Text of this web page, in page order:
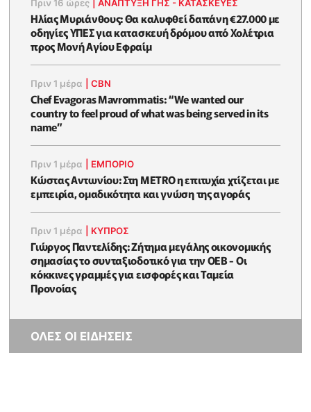
Πριν 16 ώρες |ΑΝΑΠΤΥΞΗ ΓΗΣ - ΚΑΤΑΣΚΕΥΕΣ
Ηλίας Μυριάνθους: Θα καλυφθεί δαπάνη €27.000 με
οδηγίες ΥΠΕΣ για κατασκευή δρόμου από Χολέτρια
προς Μονή Αγίου Εφραίμ
Πριν 1 μέρα |CBN
Chef Evagoras Mavrommatis: “We wanted our
country to feel proud of what was being served in its
name”
Πριν 1 μέρα ΕΜΠΟΡΙΟ
Κώστας Αντωνίου: Στη METRO η επιτυχία χτίζεται με
εμπειρία, ομαδικότητα και γνώση της αγοράς
Πριν 1 μέρα ΚΥΠΡΟΣ
Γιώργος Παντελίδης: Ζήτημα μεγάλης οικονομικής
σημασίας το συνταξιοδοτικό για την ΟΕΒ - Οι
κόκκινες γραμμές για εισφορές και Ταμεία
Προνοίας
ΟΛΕΣ ΟΙ ΕΙΔΗΣΕΙΣ